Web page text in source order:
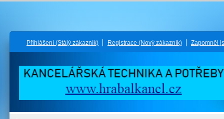
Přihlášení (Stálý zákazník) Registrace (Nový zákazník) Zapomněl